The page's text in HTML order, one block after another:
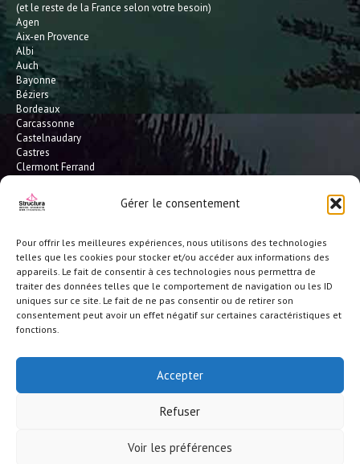
Gérer le consentement
Pour offrir les meilleures expériences, nous utilisons des technologies
telles que les cookies pour stocker et/ou accéder aux informations des
appareils. Le fait de consentir à ces technologies nous permettra de
traiter des données telles que le comportement de navigation ou les ID
uniques sur ce site. Le fait de ne pas consentir ou de retirer son
consentement peut avoir un effet négatif sur certaines caractéristiques et
fonctions.
Accepter
Refuser
Voir les préférences
(et le reste de la France selon votre besoin)
Agen
Aix-en Provence
Albi
Auch
Bayonne
Béziers
Bordeaux
Carcassonne
Castelnaudary
Castres
Clermont Ferrand
Gaillac
Hossegor
Limoges
L'Isle Jourdain
Montauban
Mont-de-Marsan
Montpellier
Narbonne
Pau
Saint-Gaudens
Crédits-ML
Réalisation site/référencement BS
Consulting